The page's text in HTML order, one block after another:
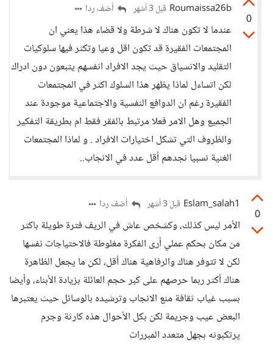
0
Roumaissa26b قبل 3 أشهر أضف ردا
عندما لا تكون هناك لا شرطة ولا قضاء هذا يعني ان
المجتمعات الفقيرة قد تكون اقل وعيا وتكثر فيها سلوكيات
التقليد والانسياق حيث يجد الافراد انفسهم يتبعون دون ادراك
لكن اتساءل لماذا يظهر هذا السلوك اكثر في المجتمعات
الفقيرة رغم ان الدوافع النفسية والاجتماعية موجودة عند
الجميع وهل الامر فعلا مرتبط بالفقر فقط ام بطريقة التفكير
والظروف التي تشكل اختيارات الافراد . و لماذا المجتمعات
الغنية نسبيا نجدهم أقل عدد في الانجاب..
0
Eslam_salah1 قبل 3 أشهر أضف ردا
الأمر ليس كذلك، وكشخص عاش في الريف فترة طويلة باكثر
من مكان بحكم عملي أرى الفكرة مغلوطة فالاحتياجات نفسها
لكن لا تتوفر هناك والرفاهية هناك أقل، لكن ما يجعل الظاهرة
هناك أكثر ربما حرصهم على كبر حجم العائلة بزيادة الأبناء، وأيضا
بسبب غياب ثقافة منع الانجاب وترشيده بالوسائل حيث يعتبرها
البعض عيب وجريمة لكن بكل الأحوال هذه كارثة وجرم
يرتكبونه بجهل متعدد المبررات